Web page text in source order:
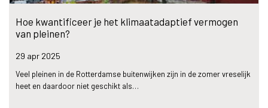
Hoe kwantificeer je het klimaatadaptief vermogen
van pleinen?
29 apr 2025
Veel pleinen in de Rotterdamse buitenwijken zijn in de zomer vreselijk
heet en daardoor niet geschikt als…